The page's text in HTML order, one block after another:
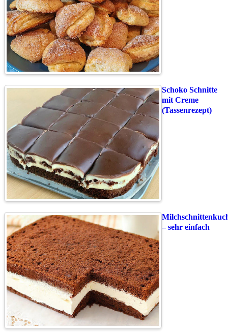
Schoko Schnitte
mit Creme
(Tassenrezept)
– sehr einfach